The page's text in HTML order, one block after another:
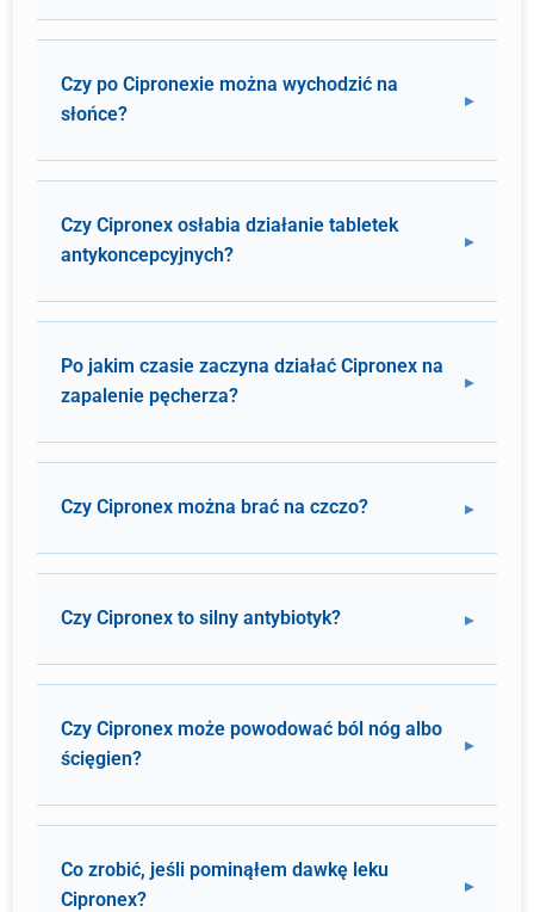
Czy po Cipronexie można wychodzić na
słońce?
Czy Cipronex osłabia działanie tabletek
antykoncepcyjnych?
Po jakim czasie zaczyna działać Cipronex na
zapalenie pęcherza?
Czy Cipronex można brać na czczo?
Czy Cipronex to silny antybiotyk?
Czy Cipronex może powodować ból nóg albo
ścięgien?
Co zrobić, jeśli pominąłem dawkę leku
Cipronex?